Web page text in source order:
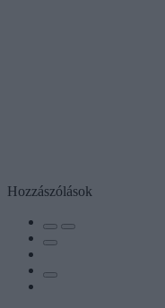
Hozzászólások